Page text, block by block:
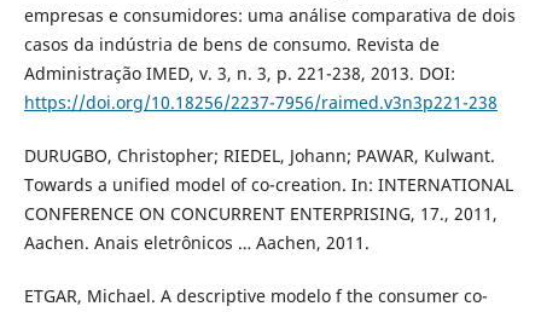
empresas e consumidores: uma análise comparativa de dois
casos da indústria de bens de consumo. Revista de
Administração IMED, v. 3, n. 3, p. 221-238, 2013. DOI:
https://doi.org/10.18256/2237-7956/raimed.v3n3p221-238
DURUGBO, Christopher; RIEDEL, Johann; PAWAR, Kulwant.
Towards a unified model of co-creation. In: INTERNATIONAL
CONFERENCE ON CONCURRENT ENTERPRISING, 17., 2011,
Aachen. Anais eletrônicos … Aachen, 2011.
ETGAR, Michael. A descriptive modelo f the consumer co-